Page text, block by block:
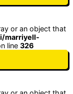
or an object that
marriyell-
line 326